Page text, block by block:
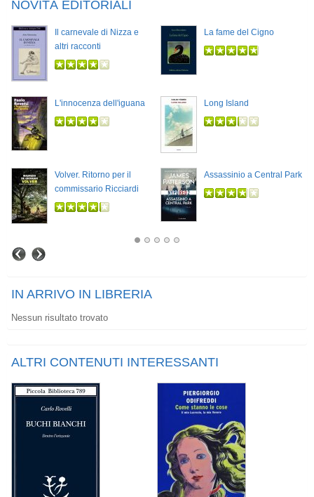
NOVITÀ EDITORIALI
Il carnevale di Nizza e
altri racconti
La fame del Cigno
L'innocenza dell'iguana Long Island
Volver. Ritorno per il
commissario Ricciardi
Assassinio a Central Park
IN ARRIVO IN LIBRERIA
Nessun risultato trovato
ALTRI CONTENUTI INTERESSANTI